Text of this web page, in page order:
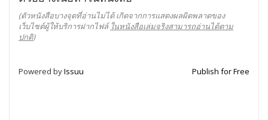
(ตัวหนังสือบางจุดที่อ่านไม่ได้ เกิดจากการแสดงผลผิดพลาดของ
เว็บไซต์ผู้ให้บริการฝากไฟล์ ในหนังสือเล่มจริงสามารถอ่านได้ตาม
ปกติ)
Powered byIssuu Publish for Free